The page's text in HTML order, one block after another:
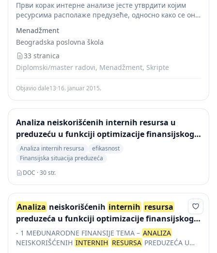
Први корак интерне анализе јесте утврдити којим
ресурсима располаже предузеће, односно како се они
конкурентску предност. Ресурси се јављају у
различитим облицима као што...
Menadžment
Beogradska poslovna škola
33 stranica
Diplomski/master radovi, Menadžment, Skripte
Objavio dale13·16. januar 2015.
Analiza neiskorišćenih internih resursa u
preduzeću u funkciji optimizacije finansijskog
položaja kompanije
Analiza internih resursa
efikasnost
Finansijska situacija preduzeća
DOC · 30 str.
Analiza neiskorišćenih internih resursa
preduzeća u funkciji optimizacije finansijskog
položaja preduzeća
- 1 MEĐUNARODNE FINANSIJE TEMA – ANALIZA
NEISKORIŠĆENIH INTERNIH RESURSA PREDUZEĆA U